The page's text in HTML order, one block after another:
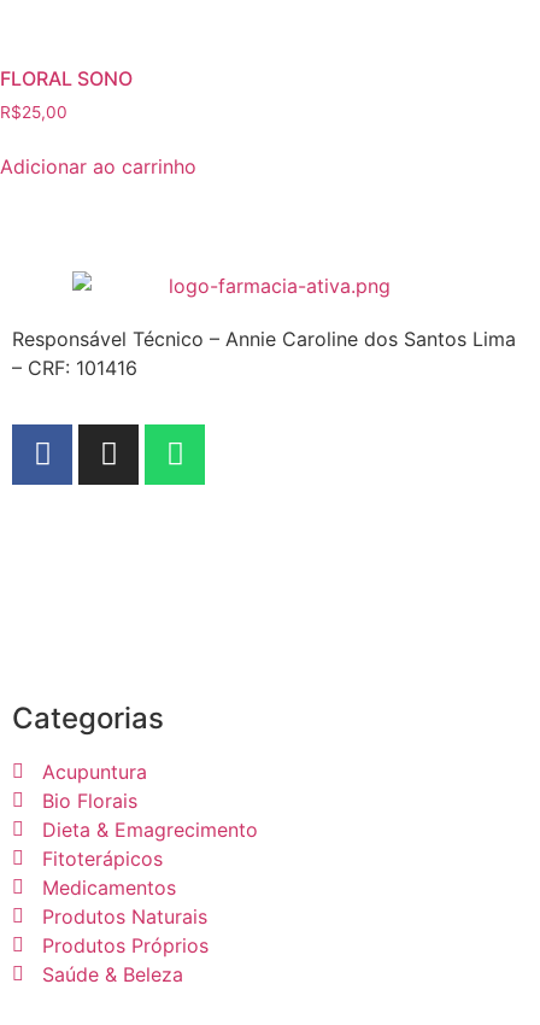
FLORAL SONO
R$25,00
Adicionar ao carrinho
Responsável Técnico – Annie Caroline dos Santos Lima
– CRF: 101416
Categorias
Acupuntura
Bio Florais
Dieta & Emagrecimento
Fitoterápicos
Medicamentos
Produtos Naturais
Produtos Próprios
Saúde & Beleza